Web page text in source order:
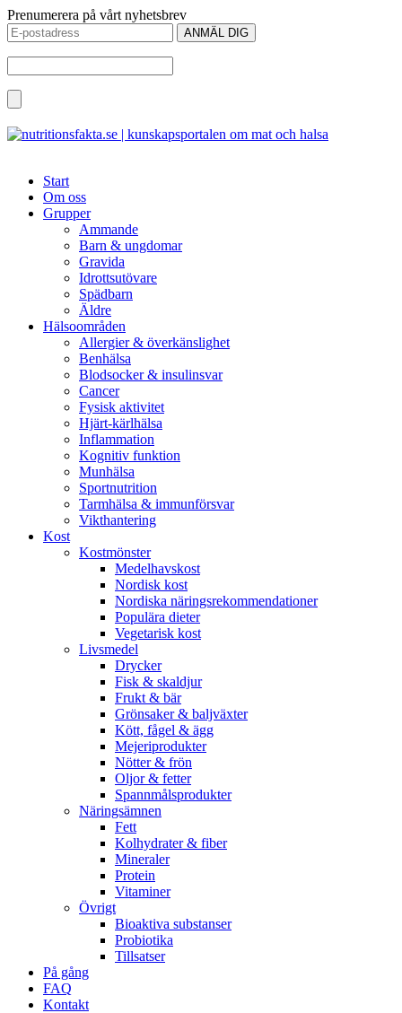
Prenumerera på vårt nyhetsbrev
Start
Om oss
Grupper
Ammande
Barn & ungdomar
Gravida
Idrottsutövare
Spädbarn
Äldre
Hälsoområden
Allergier & överkänslighet
Benhälsa
Blodsocker & insulinsvar
Cancer
Fysisk aktivitet
Hjärt-kärlhälsa
Inflammation
Kognitiv funktion
Munhälsa
Sportnutrition
Tarmhälsa & immunförsvar
Vikthantering
Kost
Kostmönster
Medelhavskost
Nordisk kost
Nordiska näringsrekommendationer
Populära dieter
Vegetarisk kost
Livsmedel
Drycker
Fisk & skaldjur
Frukt & bär
Grönsaker & baljväxter
Kött, fågel & ägg
Mejeriprodukter
Nötter & frön
Oljor & fetter
Spannmålsprodukter
Näringsämnen
Fett
Kolhydrater & fiber
Mineraler
Protein
Vitaminer
Övrigt
Bioaktiva substanser
Probiotika
Tillsatser
På gång
FAQ
Kontakt